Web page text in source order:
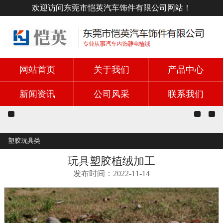
欢迎访问东莞市恺英汽车饰件有限公司网站！
网站首页 关于我们 产品中心
新闻资讯 公司风采 联系我们
塑胶玩具类
玩具塑胶植绒加工
发布时间：2022-11-14